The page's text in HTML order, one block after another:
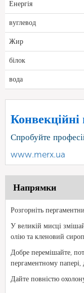
Енергія
вуглевод
Жир
білок
вода
Конвекційні
Спробуйте
www.merx.ua
Напрямки
Розгорніть
У великій мисці
олію та кленовий
Добре перемішайте,
пергаментному папері,
Дайте повністю